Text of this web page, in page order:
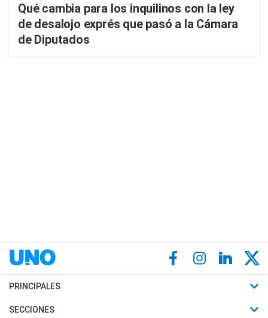
Qué cambia para los inquilinos con la ley
de desalojo exprés que pasó a la Cámara
de Diputados
PRINCIPALES
Últimas Noticias
SECCIONES